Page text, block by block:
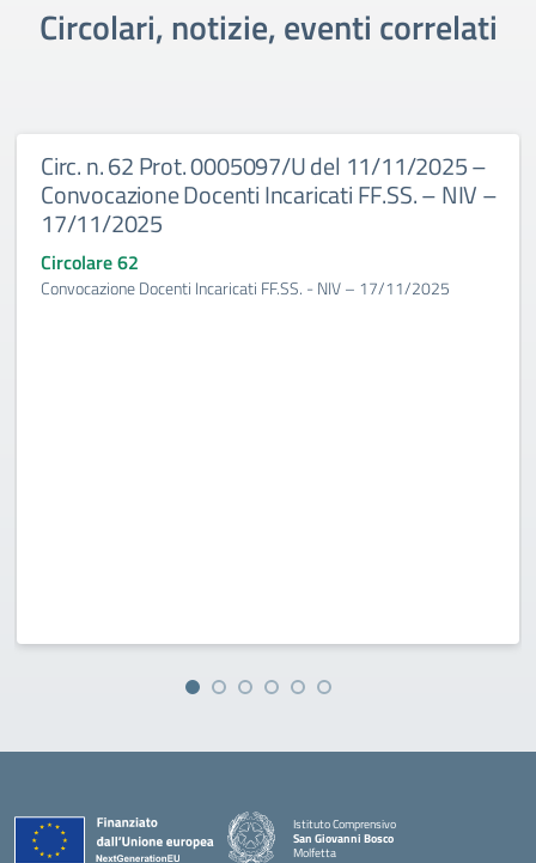
Circolari, notizie, eventi correlati
Circ. n. 62 Prot. 0005097/U del 11/11/2025 –
Convocazione Docenti Incaricati FF.SS. – NIV –
17/11/2025
Circolare 62
Convocazione Docenti Incaricati FF.SS. - NIV – 17/11/2025
Istituto Comprensivo
San Giovanni Bosco
Molfetta